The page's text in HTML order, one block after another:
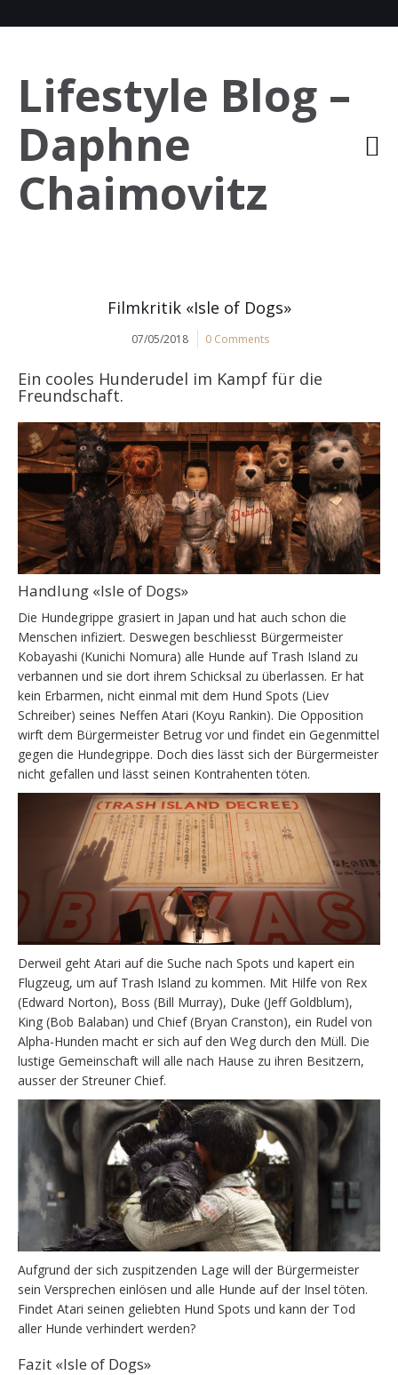
Lifestyle Blog –
Daphne
Chaimovitz
Filmkritik «Isle of Dogs»
07/05/2018 0 Comments
Ein cooles Hunderudel im Kampf für die
Freundschaft.
Handlung «Isle of Dogs»
Die Hundegrippe grasiert in Japan und hat auch schon die
Menschen infiziert. Deswegen beschliesst Bürgermeister
Kobayashi (Kunichi Nomura) alle Hunde auf Trash Island zu
verbannen und sie dort ihrem Schicksal zu überlassen. Er hat
kein Erbarmen, nicht einmal mit dem Hund Spots (Liev
Schreiber) seines Neffen Atari (Koyu Rankin). Die Opposition
wirft dem Bürgermeister Betrug vor und findet ein Gegenmittel
gegen die Hundegrippe. Doch dies lässt sich der Bürgermeister
nicht gefallen und lässt seinen Kontrahenten töten.
Derweil geht Atari auf die Suche nach Spots und kapert ein
Flugzeug, um auf Trash Island zu kommen. Mit Hilfe von Rex
(Edward Norton), Boss (Bill Murray), Duke (Jeff Goldblum),
King (Bob Balaban) und Chief (Bryan Cranston), ein Rudel von
Alpha-Hunden macht er sich auf den Weg durch den Müll. Die
lustige Gemeinschaft will alle nach Hause zu ihren Besitzern,
ausser der Streuner Chief.
Aufgrund der sich zuspitzenden Lage will der Bürgermeister
sein Versprechen einlösen und alle Hunde auf der Insel töten.
Findet Atari seinen geliebten Hund Spots und kann der Tod
aller Hunde verhindert werden?
Fazit «Isle of Dogs»